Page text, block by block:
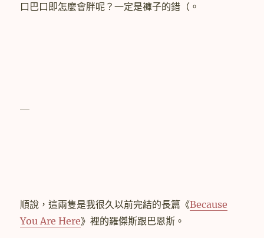
口巴口即怎麼會胖呢？一定是褲子的錯（。
順說，這兩隻是我很久以前完結的長篇《Because
You Are Here》裡的羅傑斯跟巴恩斯。